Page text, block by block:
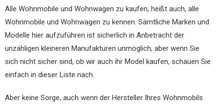
Alle Wohnmobile und Wohnwagen zu kaufen, heißt auch, alle
Wohnmobile und Wohnwagen zu kennen. Sämtliche Marken und
Modelle hier aufzuführen ist sicherlich in Anbetracht der
unzähligen kleineren Manufakturen unmöglich, aber wenn Sie
sich nicht sicher sind, ob wir auch ihr Model kaufen, schauen Sie
einfach in dieser Liste nach.
Aber keine Sorge, auch wenn der Hersteller Ihres Wohnmobils